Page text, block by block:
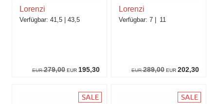
EUR279,00EUR 195,30
Lorenzi
41,5 43,5
EUR289,00EUR 202,30
Lorenzi
7 11